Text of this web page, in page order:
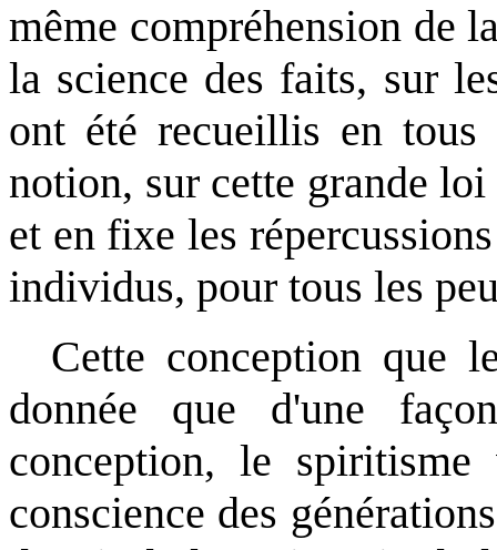
même compréhension de
la science des faits, sur
ont été recueillis en tous
notion, sur cette grande
et en fixe les
individus, pour tous les
Cette conception que
donnée que d'une
conception, le
conscience des